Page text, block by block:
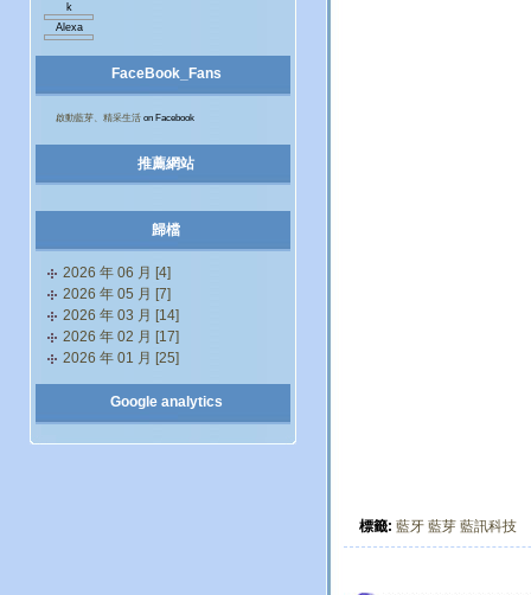
標籤: 藍牙 藍芽 藍訊科技
k
Alexa
FaceBook_Fans
啟動藍芽、精采生活 on Facebook
推薦網站
歸檔
2026 年 06 月 [4]
2026 年 05 月 [7]
2026 年 03 月 [14]
2026 年 02 月 [17]
2026 年 01 月 [25]
Google analytics